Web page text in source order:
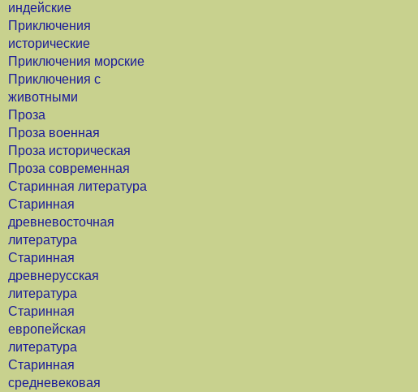
индейские
Приключения
исторические
Приключения морские
Приключения с
животными
Проза
Проза военная
Проза историческая
Проза современная
Старинная литература
Старинная
древневосточная
литература
Старинная
древнерусская
литература
Старинная
европейская
литература
Старинная
средневековая